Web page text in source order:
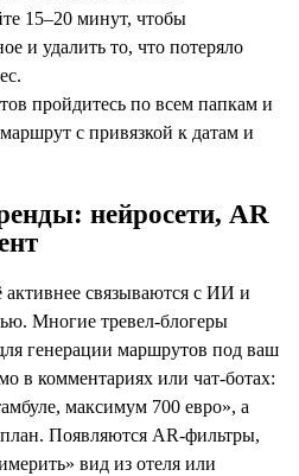
15–20 минут, чтобы
и удалить то, что потеряло
пройдитесь по всем папкам и
с привязкой к датам и
нейросети, AR
активнее связываются с ИИ и
Многие тревел‑блогеры
генерации маршрутов под ваш
в комментариях или чат‑ботах:
максимум 700 евро», а
Появляются AR‑фильтры,
вид из отеля или